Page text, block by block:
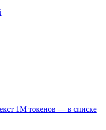
1M токенов — в списке